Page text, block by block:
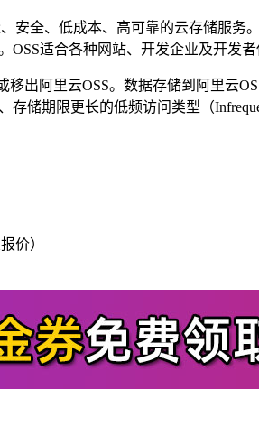
安全、低成本、高可靠的云存储服
适合各种网站、开发企业及开发者
出阿里云OSS。数据存储到阿里云
储期限更长的低频访问类型（
价）